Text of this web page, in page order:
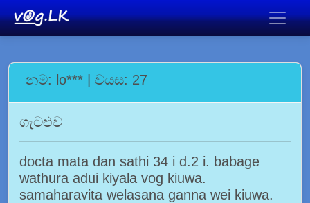
නම: lo*** | වයස: 27
ගැටළුව
docta mata dan sathi 34 i d.2 i. babage
wathura adui kiyala vog kiuwa.
samaharavita welasana ganna wei kiuwa.